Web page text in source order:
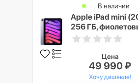
Apple iPad mini
256 ГБ,
В наличии
Цена
49 990 ₽
Хочу дешевле!